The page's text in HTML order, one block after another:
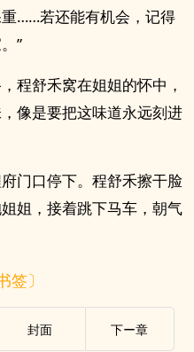
……若还能有机会，记得
”
程舒禾窝在姐姐的怀中，
像是要把这味道永远刻进
门口停下。程舒禾擦干脸
姐，接着跳下马车，朝气
签〕
封面 下ー章